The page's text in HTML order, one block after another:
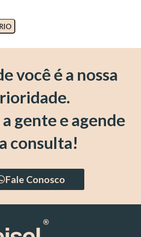
você é a nossa
gente e agende
consulta!
Fale Conosco